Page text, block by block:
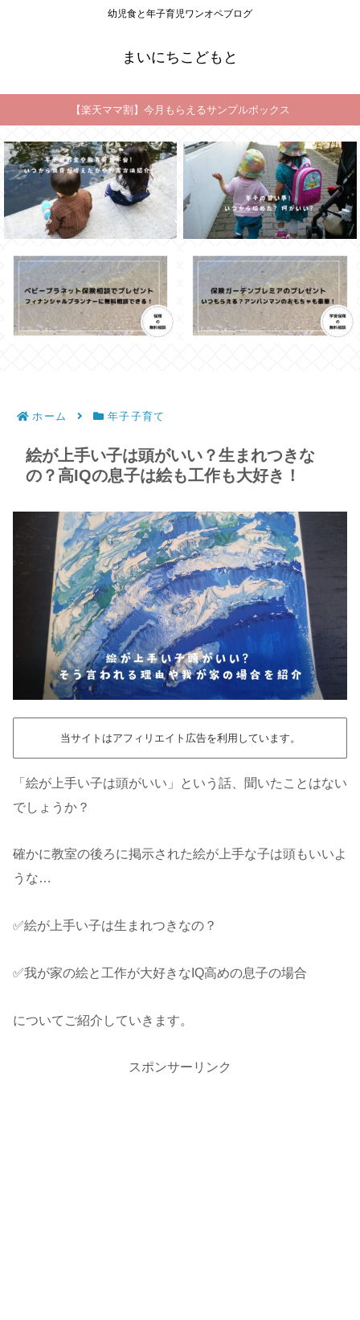
幼児食と年子育児ワンオペブログ
まいにちこどもと
【楽天ママ割】今月もらえるサンプルボックス
ホーム 年子子育て
絵が上手い子は頭がいい？生まれつきな
の？高IQの息子は絵も工作も大好き！
当サイトはアフィリエイト広告を利用しています。
「絵が上手い子は頭がいい」という話、聞いたことはない
でしょうか？
確かに教室の後ろに掲示された絵が上手な子は頭もいいよ
うな…
✅絵が上手い子は生まれつきなの？
✅我が家の絵と工作が大好きなIQ高めの息子の場合
についてご紹介していきます。
スポンサーリンク